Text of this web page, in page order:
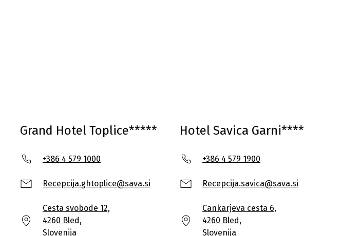
Grand Hotel Toplice*****
+386 4 579 1000
Recepcija.ghtoplice@sava.si
Cesta svobode 12,
4260 Bled,
Slovenija
Hotel Savica Garni****
+386 4 579 1900
Recepcija.savica@sava.si
Cankarjeva cesta 6,
4260 Bled,
Slovenija